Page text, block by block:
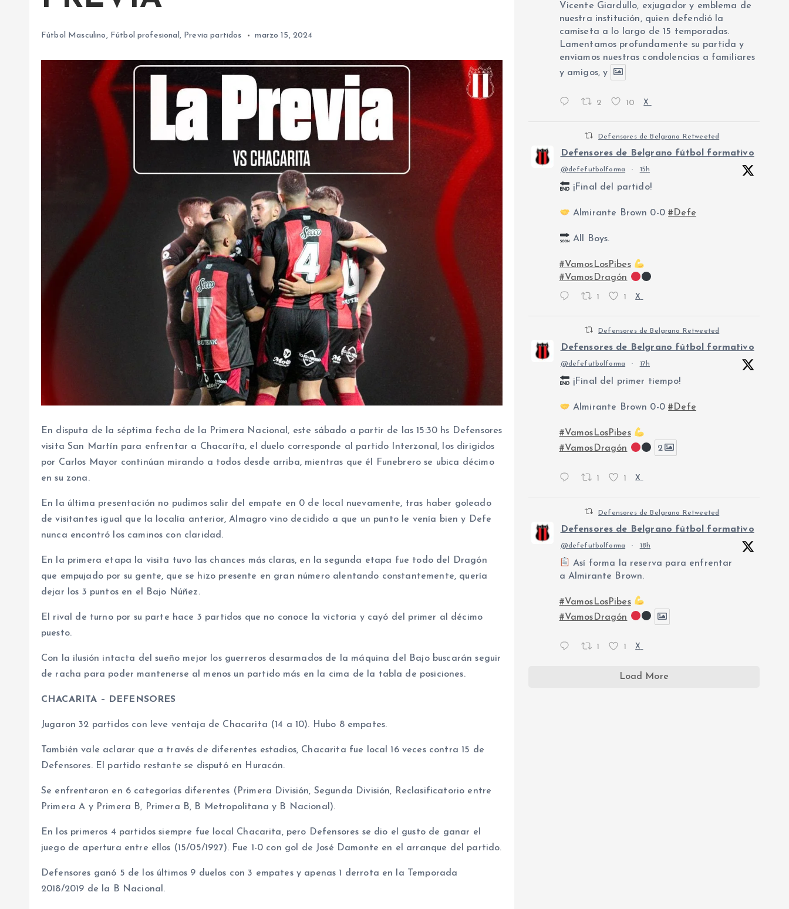
Fútbol Masculino, Fútbol profesional, Previa partidos marzo 15, 2024
En disputa de la séptima fecha de la Primera Nacional, este sábado a partir de las 15:30 hs Defensores
visita San Martín para enfrentar a Chacaríta, el duelo corresponde al partido Interzonal, los dirigidos
por Carlos Mayor continúan mirando a todos desde arriba, mientras que él Funebrero se ubica décimo
en su zona.
En la última presentación no pudimos salir del empate en 0 de local nuevamente, tras haber goleado
de visitantes igual que la localía anterior, Almagro vino decidido a que un punto le venía bien y Defe
nunca encontró los caminos con claridad.
En la primera etapa la visita tuvo las chances más claras, en la segunda etapa fue todo del Dragón
que empujado por su gente, que se hizo presente en gran número alentando constantemente, quería
dejar los 3 puntos en el Bajo Núñez.
El rival de turno por su parte hace 3 partidos que no conoce la victoria y cayó del primer al décimo
puesto.
Con la ilusión intacta del sueño mejor los guerreros desarmados de la máquina del Bajo buscarán seguir
de racha para poder mantenerse al menos un partido más en la cima de la tabla de posiciones.
CHACARITA – DEFENSORES
Jugaron 32 partidos con leve ventaja de Chacarita (14 a 10). Hubo 8 empates.
También vale aclarar que a través de diferentes estadios, Chacarita fue local 16 veces contra 15 de
Defensores. El partido restante se disputó en Huracán.
Se enfrentaron en 6 categorías diferentes (Primera División, Segunda División, Reclasificatorio entre
Primera A y Primera B, Primera B, B Metropolitana y B Nacional).
En los primeros 4 partidos siempre fue local Chacarita, pero Defensores se dio el gusto de ganar el
juego de apertura entre ellos (15/05/1927). Fue 1-0 con gol de José Damonte en el arranque del partido.
Defensores ganó 5 de los últimos 9 duelos con 3 empates y apenas 1 derrota en la Temporada
2018/2019 de la B Nacional.
Vicente Giardullo, exjugador y emblema de
nuestra institución, quien defendió la
camiseta a lo largo de 15 temporadas.
Lamentamos profundamente su partida y
enviamos nuestras condolencias a familiares
y amigos, y
2 10 X
Defensores de Belgrano Retweeted
Defensores de Belgrano fútbol formativo
@defefutbolforma · 15h
¡Final del partido!
Almirante Brown 0-0#Defe
All Boys.
#VamosLosPibes
#VamosDragón
1 1 X
Defensores de Belgrano Retweeted
Defensores de Belgrano fútbol formativo
@defefutbolforma · 17h
¡Final del primer tiempo!
Almirante Brown 0-0#Defe
#VamosLosPibes
#VamosDragón
2
1 1 X
Defensores de Belgrano Retweeted
Defensores de Belgrano fútbol formativo
@defefutbolforma · 18h
Así forma la reserva para enfrentar
a Almirante Brown.
#VamosLosPibes
#VamosDragón
1 1 X
Load More